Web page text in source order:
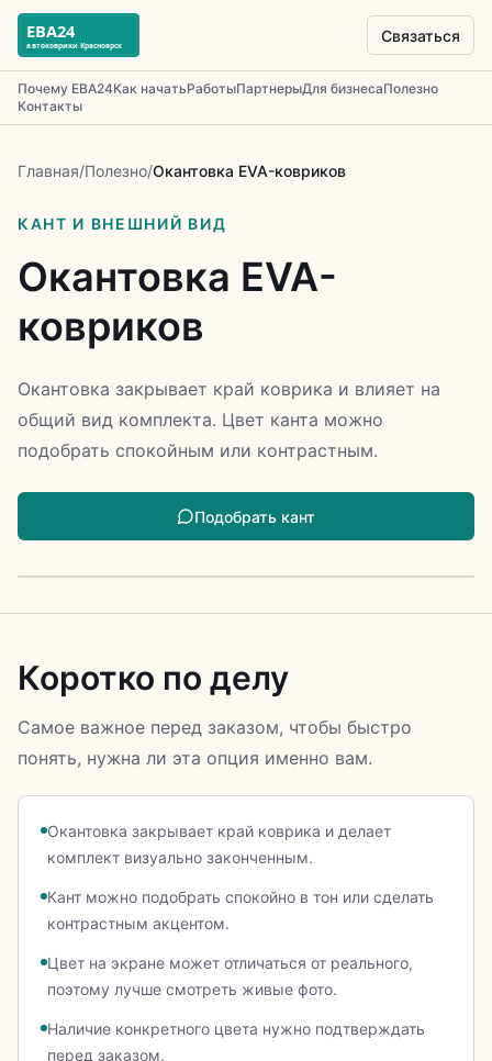
Связаться
Почему ЕВА24Как начатьРаботыПартнерыДля бизнесаПолезно
Контакты
Главная/Полезно/Окантовка EVA-ковриков
КАНТ И ВНЕШНИЙ ВИД
Окантовка EVA-
ковриков
Окантовка закрывает край коврика и влияет на
общий вид комплекта. Цвет канта можно
подобрать спокойным или контрастным.
Подобрать кант
Коротко по делу
Самое важное перед заказом, чтобы быстро
понять, нужна ли эта опция именно вам.
Окантовка закрывает край коврика и делает
комплект визуально законченным.
Кант можно подобрать спокойно в тон или сделать
контрастным акцентом.
Цвет на экране может отличаться от реального,
поэтому лучше смотреть живые фото.
Наличие конкретного цвета нужно подтверждать
перед заказом.